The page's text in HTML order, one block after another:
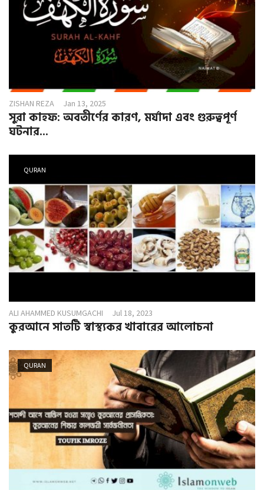
ZISHAN REZA Jan 13, 2025
সুরা কাহফ: অবতীর্ণের কারণ, মর্যাদা এবং গুরুত্বপূর্ণ
ঘটনার...
QURAN
ALI AHAMMED KUSUMGACHI Jul 18, 2023
কুরআনে সাতটি স্বাস্থ্যকর খাবারের আলোচনা
QURAN